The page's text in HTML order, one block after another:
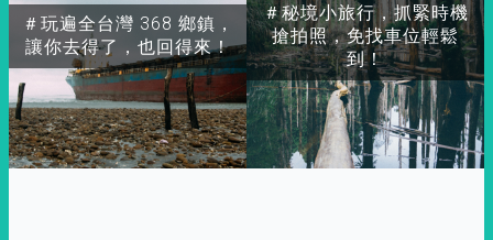
＃玩遍全台灣 368 鄉鎮，
讓你去得了，也回得來！
＃秘境小旅行，抓緊時機
搶拍照，免找車位輕鬆
到！